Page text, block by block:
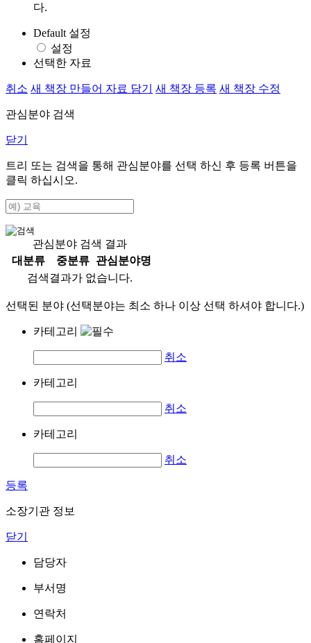
다.
Default 설정
설정
선택한 자료
취소 새 책장 만들어 자료 담기 새 책장 등록 새 책장 수정
관심분야 검색
닫기
트리 또는 검색을 통해 관심분야를 선택 하신 후 등록 버튼을
클릭 하십시오.
관심분야 검색 결과
대분류
중분류
관심분야명
검색결과가 없습니다.
선택된 분야 (선택분야는 최소 하나 이상 선택 하셔야 합니다.)
카테고리
취소
카테고리
취소
카테고리
취소
등록
소장기관 정보
닫기
담당자
부서명
연락처
홈페이지